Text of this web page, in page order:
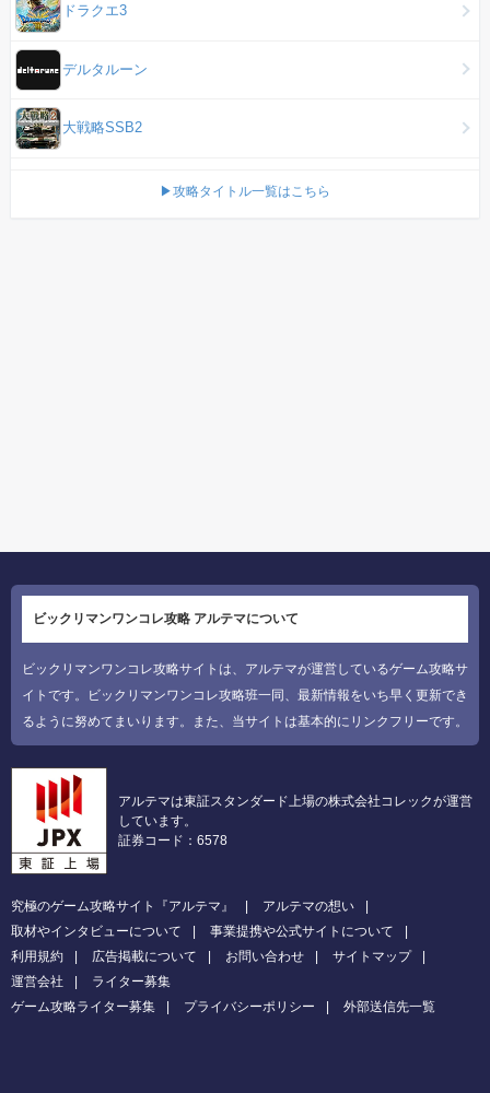
ドラクエ3
デルタルーン
大戦略SSB2
▶攻略タイトル一覧はこちら
ビックリマンワンコレ攻略 アルテマについて
ビックリマンワンコレ攻略サイトは、アルテマが運営しているゲーム攻略サ
イトです。ビックリマンワンコレ攻略班一同、最新情報をいち早く更新でき
るように努めてまいります。また、当サイトは基本的にリンクフリーです。
アルテマは東証スタンダード上場の株式会社コレックが運営
しています。
証券コード：6578
究極のゲーム攻略サイト『アルテマ』
アルテマの想い
取材やインタビューについて
事業提携や公式サイトについて
利用規約
広告掲載について お問い合わせ
サイトマップ
運営会社
ライター募集
ゲーム攻略ライター募集
プライバシーポリシー 外部送信先一覧